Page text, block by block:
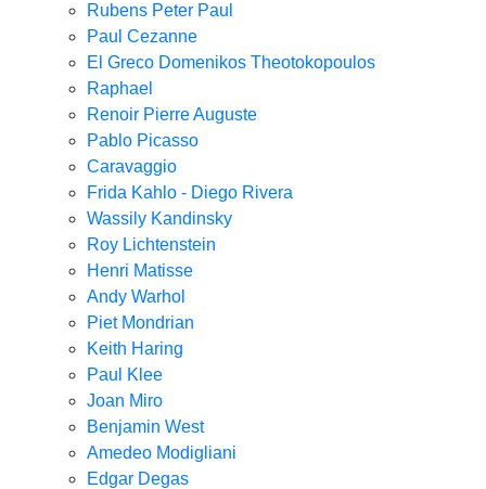
Rubens Peter Paul
Paul Cezanne
El Greco Domenikos Theotokopoulos
Raphael
Renoir Pierre Auguste
Pablo Picasso
Caravaggio
Frida Kahlo - Diego Rivera
Wassily Kandinsky
Roy Lichtenstein
Henri Matisse
Andy Warhol
Piet Mondrian
Keith Haring
Paul Klee
Joan Miro
Benjamin West
Amedeo Modigliani
Edgar Degas